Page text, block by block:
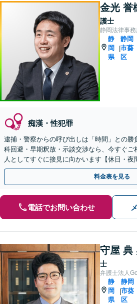
金光 誉
護士
静岡法律事
静
岡
県
|
静岡
市葵
区
痴漢・性犯罪
逮捕・警察からの呼び出しは「時間」との勝
科回避・早期釈放・示談交渉なら、今すぐご
人としてすぐに接見に向かいます【休日・夜
料金表を見る
電話でお問い合わせ
守屋 典
士
静
岡
県
|
静岡
市葵
区